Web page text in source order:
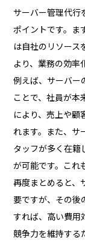
サーバー管理代行
ポイントです。ま
は自社のリソース
より、業務の効率
例えば、サーバー
ことで、社員が本
により、売上や顧
れます。また、サ
タッフが多く在籍
が可能です。これ
再度まとめると、
要ですが、その後
すれば、高い費用
競争力を維持する